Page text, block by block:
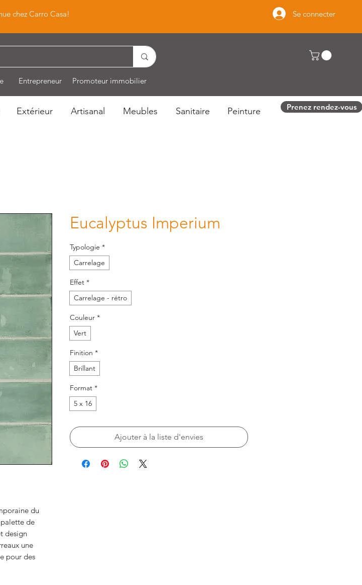
chez Carro Casa! Se connecter
Entrepreneur Promoteur immobilier
Extérieur Artisanal Meubles Sanitaire Peinture Prenez rendez-vous
du
de
design
une
pour des
Eucalyptus Imperium
Typologie *
Carrelage
Effet *
Carrelage - rétro
Couleur *
Vert
Finition *
Brillant
Format *
5 x 16
Ajouter à la liste d'envies